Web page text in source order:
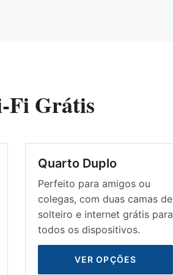
Grátis
Quarto Duplo
Perfeito para amigos ou
colegas, com duas camas de
solteiro e internet grátis para
todos os dispositivos.
VER OPÇÕES